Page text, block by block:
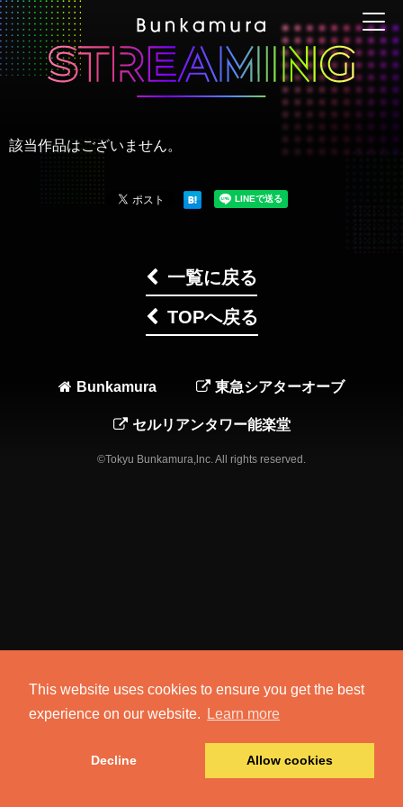
This website uses cookies to ensure you get the best
experience on our website.
Learn more
Decline Allow cookies
該当作品はございません。
一覧に戻る
TOPへ戻る
Bunkamura 東急シアターオーブ
セルリアンタワー能楽堂
©Tokyu Bunkamura,lnc. All rights reserved.